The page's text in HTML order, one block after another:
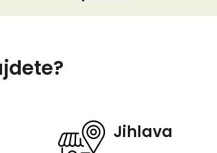
Jihlava